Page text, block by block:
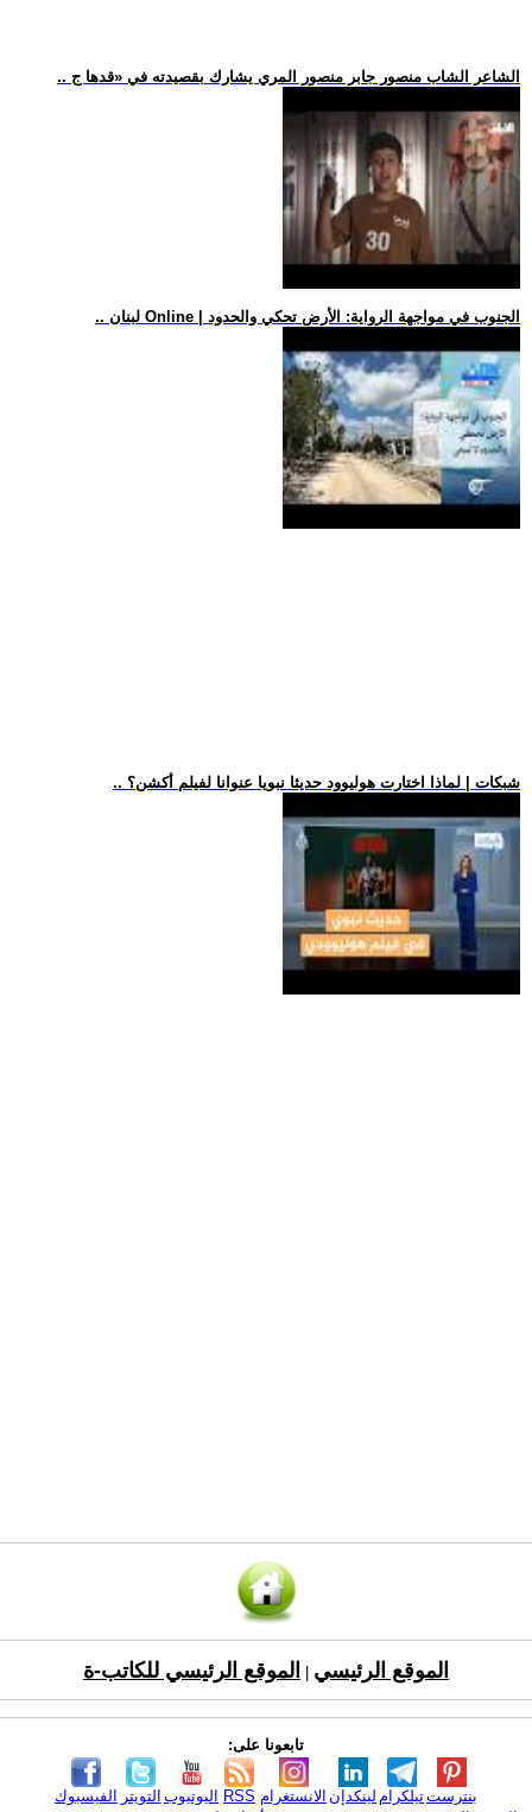
.. الشاعر الشاب منصور جابر منصور المري يشارك بقصيدته في «قدها ج
.. لبنان Online | الجنوب في مواجهة الرواية: الأرض تحكي والحدود
.. شبكات | لماذا اختارت هوليوود حديثا نبويا عنوانا لفيلم أكشن؟
الموقع الرئيسي الموقع الرئيسي للكاتب-ة
تابعونا على:
الفيسبوك التويتر اليوتيوب RSS الانستغرام لينكدإن تيلكرامبنترست